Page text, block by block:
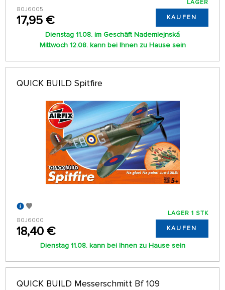
80J6005
17,95 €
LAGER
KAUFEN
Dienstag 11.08. im Geschäft Nademlejnská
Mittwoch 12.08. kann bei Ihnen zu Hause sein
QUICK BUILD Spitfire
80J6000
18,40 €
LAGER 1 STK
KAUFEN
Dienstag 11.08. kann bei Ihnen zu Hause sein
QUICK BUILD Messerschmitt Bf 109